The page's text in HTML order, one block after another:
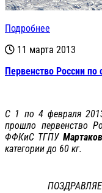
Подробнее
11 марта 2013
Первенство России по
С 1 по 4 февраля
прошло первенство
ФФКиС ТГПУ
категории до 60 кг.